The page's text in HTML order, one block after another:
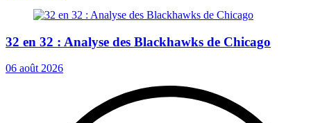
32 en 32 : Analyse des Blackhawks de Chicago
06 août 2026